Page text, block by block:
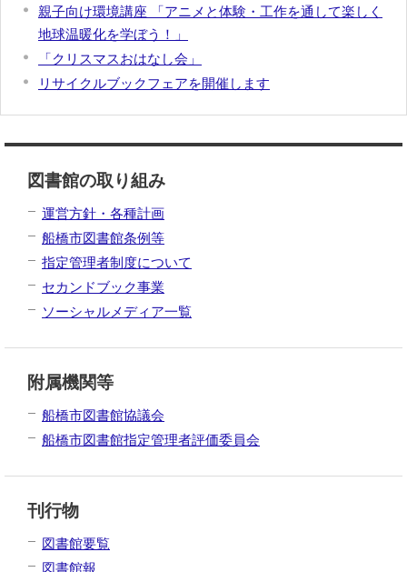
親子向け環境講座 「アニメと体験・工作を通して楽しく
地球温暖化を学ぼう！」
「クリスマスおはなし会」
リサイクルブックフェアを開催します
図書館の取り組み
運営方針・各種計画
船橋市図書館条例等
指定管理者制度について
セカンドブック事業
ソーシャルメディア一覧
附属機関等
船橋市図書館協議会
船橋市図書館指定管理者評価委員会
刊行物
図書館要覧
図書館報